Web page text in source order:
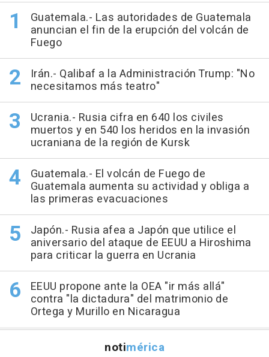
Guatemala.- Las autoridades de Guatemala
anuncian el fin de la erupción del volcán de
Fuego
Irán.- Qalibaf a la Administración Trump: "No
necesitamos más teatro"
Ucrania.- Rusia cifra en 640 los civiles
muertos y en 540 los heridos en la invasión
ucraniana de la región de Kursk
Guatemala.- El volcán de Fuego de
Guatemala aumenta su actividad y obliga a
las primeras evacuaciones
Japón.- Rusia afea a Japón que utilice el
aniversario del ataque de EEUU a Hiroshima
para criticar la guerra en Ucrania
EEUU propone ante la OEA "ir más allá"
contra "la dictadura" del matrimonio de
Ortega y Murillo en Nicaragua
notimérica